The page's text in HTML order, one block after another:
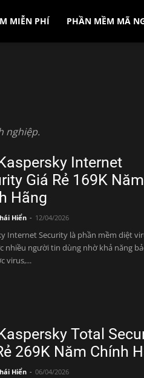
MIỄN PHÍ PHẦN MỀM MÃ
nghiệp.
Internet
Giá Rẻ 169K Năm
Hãng
Hiển - 12/04/2026
Internet Security là phần mềm diệt
nhiều người tin dùng nhờ khả năng
virus,...
Total
269K Năm Chính
Hiển - 06/04/2026